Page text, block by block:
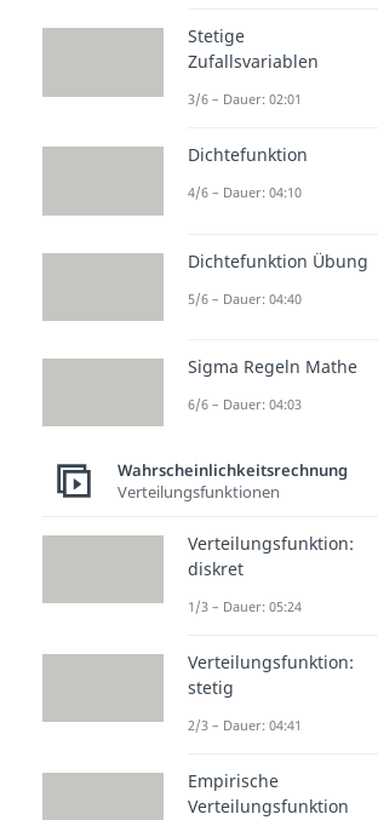
Stetige
Zufallsvariablen
3/6 – Dauer: 02:01
Dichtefunktion
4/6 – Dauer: 04:10
Dichtefunktion Übung
5/6 – Dauer: 04:40
Sigma Regeln Mathe
6/6 – Dauer: 04:03
Wahrscheinlichkeitsrechnung
Verteilungsfunktionen
Verteilungsfunktion:
diskret
1/3 – Dauer: 05:24
Verteilungsfunktion:
stetig
2/3 – Dauer: 04:41
Empirische
Verteilungsfunktion